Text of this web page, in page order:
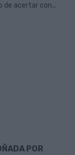
de acertar con...
POR